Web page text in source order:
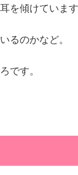
を傾けています
るのかなど。
です。